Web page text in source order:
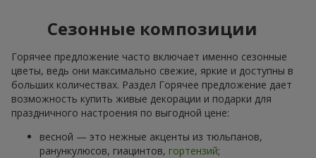
Сезонные композиции
Горячее предложение часто включает именно сезонные
цветы, ведь они максимально свежие, яркие и доступны в
больших количествах. Раздел Горячее предложение дает
возможность купить живые декорации и подарки для
праздничного настроения по выгодной цене:
весной — это нежные акценты из тюльпанов,
ранункулюсов, гиацинтов, гортензий;